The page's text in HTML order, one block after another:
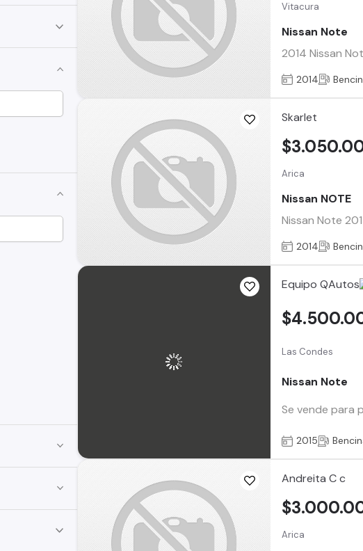
Vitacura
Nissan Note
2014 Nissan
2014
Skarlet
Arica
Nissan NOTE
Nissan Note
2014
Equipo QAutos
Las Condes
Nissan Note
Se vende para
2015
Andreita C c
Arica